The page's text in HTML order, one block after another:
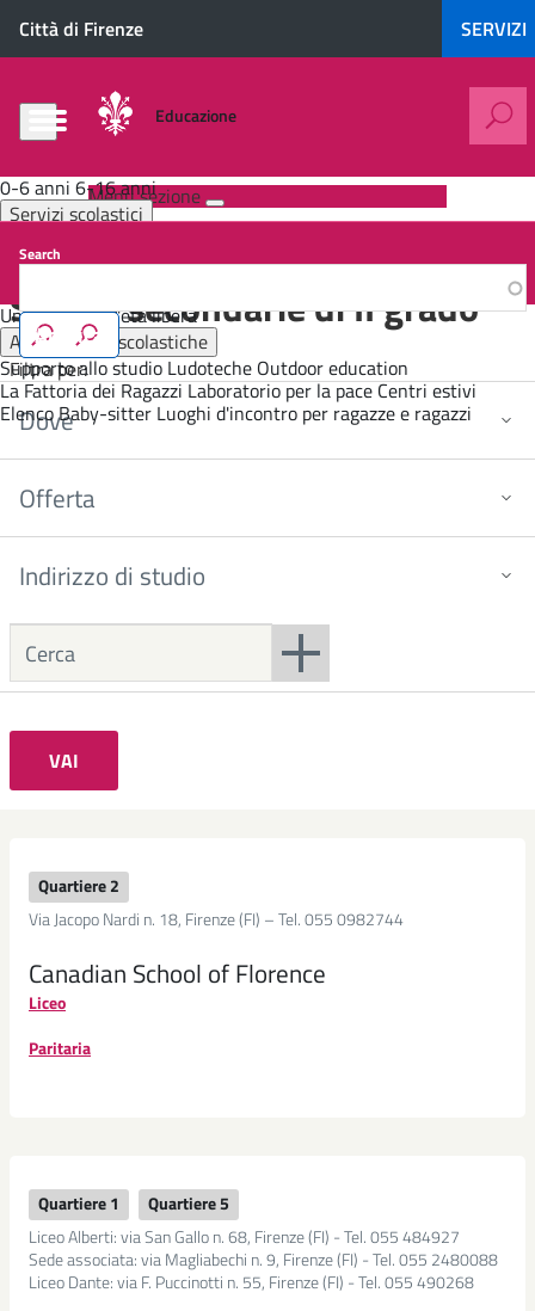
contenuto
0-
6
6-
anni
Servizi
scolastici
Trasporto
Pre
e
post
Inclusione
continua
Agenzia
Formativa
Centro
di
dell'età
libera
extrascolastiche
Supporto
allo
studio
education
La
Fattoria
Città di Firenze SERVIZI
Educazione
0-6 anni 6-16 anni
Servizi scolastici
Formazione continua
Università dell'età libera
Attività extrascolastiche
Supporto allo studio Ludoteche Outdoor education
La Fattoria dei RagazziLaboratorio per la paceCentri estivi
Elenco Baby-sitter Luoghi d'incontro per ragazze e ragazzi
Search
16
anni
Menu sezione
Scuole secondarie di II grado
Filtra per:
Dove
Offerta
Indirizzo di studio
VAI
Quartiere 2
Via Jacopo Nardi n. 18, Firenze (FI) – Tel. 055 0982744
Canadian School of Florence
Liceo
Paritaria
Quartiere 1
Quartiere 5
Liceo Alberti: via San Gallo n. 68, Firenze (FI) - Tel. 055 484927
Sede associata: via Magliabechi n. 9, Firenze (FI) - Tel. 055 2480088
Liceo Dante: via F. Puccinotti n. 55, Firenze (FI) - Tel. 055 490268